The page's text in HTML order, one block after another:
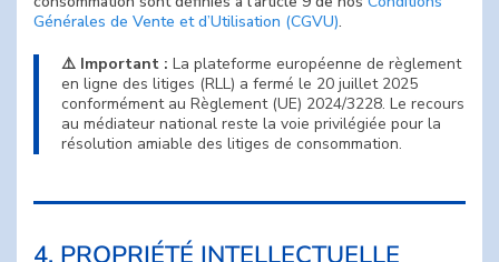
Générales de Vente et d’Utilisation (CGVU).
⚠️ Important : La plateforme européenne de règlement
en ligne des litiges (RLL) a fermé le 20 juillet 2025
conformément au Règlement (UE) 2024/3228. Le recours
au médiateur national reste la voie privilégiée pour la
résolution amiable des litiges de consommation.
4. PROPRIÉTÉ INTELLECTUELLE